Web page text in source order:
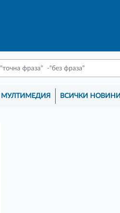
МУЛТИМЕДИЯ ВСИЧКИ НОВИНИ